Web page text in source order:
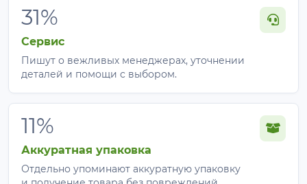
31%
Сервис
Пишут о вежливых менеджерах, уточнении
деталей и помощи с выбором.
11%
Аккуратная упаковка
Отдельно упоминают аккуратную упаковку